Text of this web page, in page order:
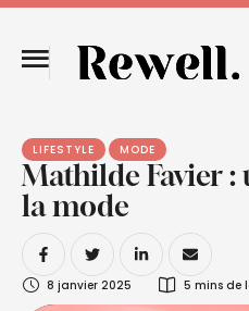
LIFESTYLE MODE
Mathilde Favier :
la mode
8 janvier 2025 5 mins de